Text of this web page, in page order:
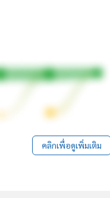
คลิกเพื่อดูเพิ่มเติม